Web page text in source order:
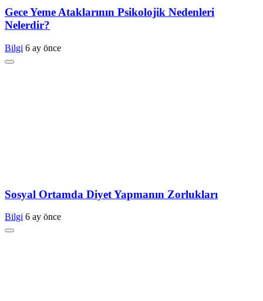
Gece Yeme Ataklarının Psikolojik Nedenleri
Nelerdir?
Bilgi 6 ay önce
Sosyal Ortamda Diyet Yapmanın Zorlukları
Bilgi 6 ay önce